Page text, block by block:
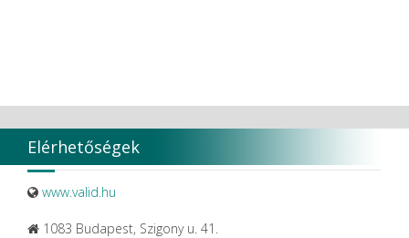
Elérhetőségek
www.valid.hu
1083 Budapest, Szigony u. 41.